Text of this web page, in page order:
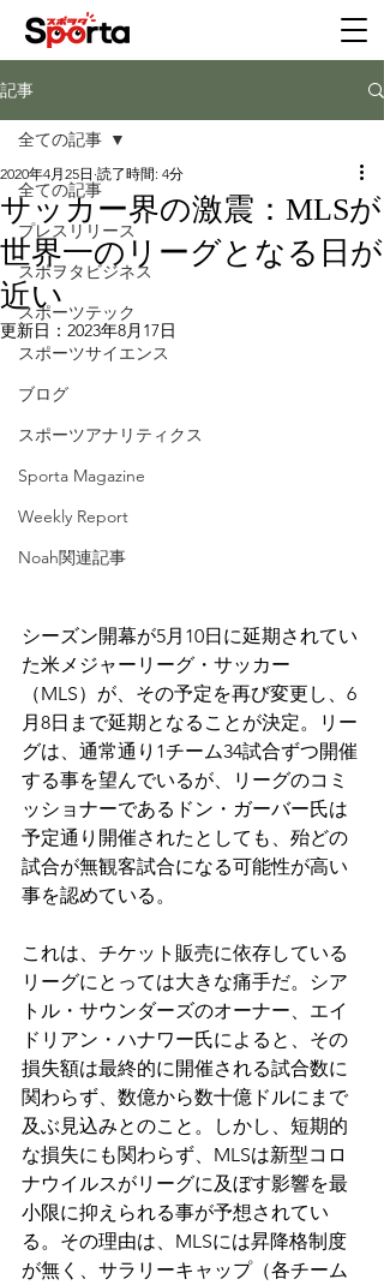
記事
全ての記事
プレスリリース
スポヲタビジネス
スポーツテック
スポーツサイエンス
ブログ
スポーツアナリティクス
Sporta Magazine
Weekly Report
Noah関連記事
全ての記事
サッカー界の激震：MLSが
世界一のリーグとなる日が
近い
2020年4月25日 読了時間: 4分
更新日： 2023年8月17日
シーズン開幕が5月10日に延期されてい
た米メジャーリーグ・サッカー
（MLS）が、その予定を再び変更し、6
月8日まで延期となることが決定。リー
グは、通常通り1チーム34試合ずつ開催
する事を望んでいるが、リーグのコミ
ッショナーであるドン・ガーバー氏は
予定通り開催されたとしても、殆どの
試合が無観客試合になる可能性が高い
事を認めている。
これは、チケット販売に依存している
リーグにとっては大きな痛手だ。シア
トル・サウンダーズのオーナー、エイ
ドリアン・ハナワー氏によると、その
損失額は最終的に開催される試合数に
関わらず、数億から数十億ドルにまで
及ぶ見込みとのこと。しかし、短期的
な損失にも関わらず、MLSは新型コロ
ナウイルスがリーグに及ぼす影響を最
小限に抑えられる事が予想されてい
る。その理由は、MLSには昇降格制度
が無く、サラリーキャップ（各チーム